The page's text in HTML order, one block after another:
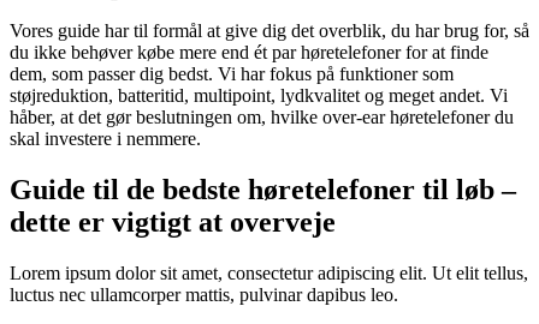
Vores guide har til formål at give dig det overblik, du har brug for, så
du ikke behøver købe mere end ét par høretelefoner for at finde
dem, som passer dig bedst. Vi har fokus på funktioner som
støjreduktion, batteritid, multipoint, lydkvalitet og meget andet. Vi
håber, at det gør beslutningen om, hvilke over-ear høretelefoner du
skal investere i nemmere.
Guide til de bedste høretelefoner til løb –
dette er vigtigt at overveje
Lorem ipsum dolor sit amet, consectetur adipiscing elit. Ut elit tellus,
luctus nec ullamcorper mattis, pulvinar dapibus leo.